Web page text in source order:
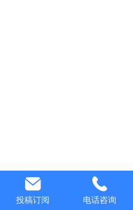
投稿订阅 电话咨询